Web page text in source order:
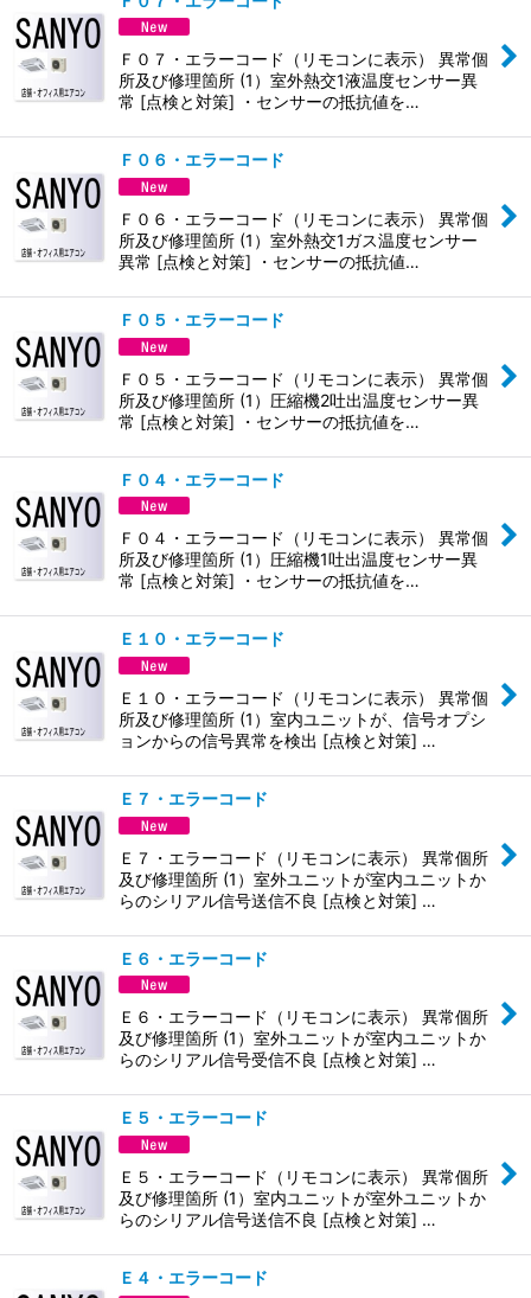
Ｆ０７・エラーコード（リモコンに表示） 異常個
所及び修理箇所 (1）室外熱交1液温度センサー異
常 [点検と対策] ・センサーの抵抗値を…
Ｆ０６・エラーコード
Ｆ０６・エラーコード（リモコンに表示） 異常個
所及び修理箇所 (1）室外熱交1ガス温度センサー
異常 [点検と対策] ・センサーの抵抗値…
Ｆ０５・エラーコード
Ｆ０５・エラーコード（リモコンに表示） 異常個
所及び修理箇所 (1）圧縮機2吐出温度センサー異
常 [点検と対策] ・センサーの抵抗値を…
Ｆ０４・エラーコード
Ｆ０４・エラーコード（リモコンに表示） 異常個
所及び修理箇所 (1）圧縮機1吐出温度センサー異
常 [点検と対策] ・センサーの抵抗値を…
Ｅ１０・エラーコード
Ｅ１０・エラーコード（リモコンに表示） 異常個
所及び修理箇所 (1）室内ユニットが、信号オプシ
ョンからの信号異常を検出 [点検と対策] …
Ｅ７・エラーコード
Ｅ７・エラーコード（リモコンに表示） 異常個所
及び修理箇所 (1）室外ユニットが室内ユニットか
らのシリアル信号送信不良 [点検と対策] …
Ｅ６・エラーコード
Ｅ６・エラーコード（リモコンに表示） 異常個所
及び修理箇所 (1）室外ユニットが室内ユニットか
らのシリアル信号受信不良 [点検と対策] …
Ｅ５・エラーコード
Ｅ５・エラーコード（リモコンに表示） 異常個所
及び修理箇所 (1）室内ユニットが室外ユニットか
らのシリアル信号送信不良 [点検と対策] …
Ｅ４・エラーコード